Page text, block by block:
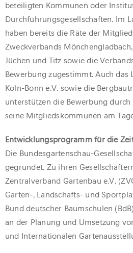
beteiligten Kommunen oder
Durchführungsgesellschaften. Im
haben bereits die Räte der
Zweckverbands
Jüchen und Titz sowie die
Bewerbung zugestimmt. Auch das
Köln-Bonn e.V. sowie die
unterstützen die Bewerbung
seine Mitgliedskommunen am
Entwicklungsprogramm für die
Die Bundesgartenschau-
gegründet. Zu ihren
Zentralverband Gartenbau e.V.
Garten-, Landschafts- und
Bund deutscher Baumschulen
an der Planung und Umsetzung
und Internationalen